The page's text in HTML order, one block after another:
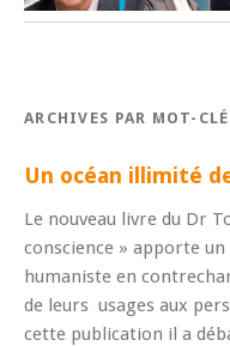
ARCHIVES PAR MOT-
Un océan illimité
Le nouveau livre du Dr
conscience » apporte
humaniste en
de leurs usages aux
cette publication il a